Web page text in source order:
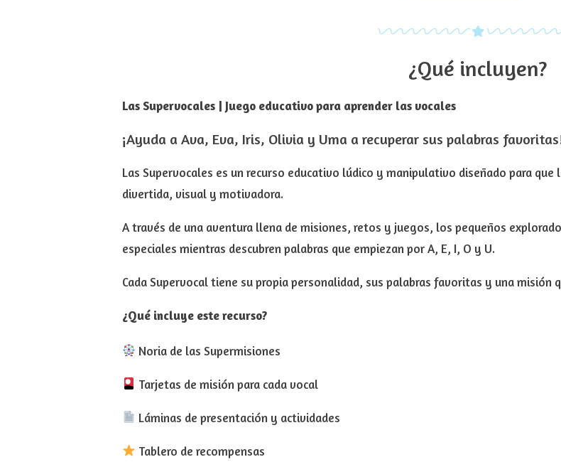
¿Qué incluyen?
Las Supervocales | Juego educativo para aprender las vocales
¡Ayuda a Ava, Eva, Iris, Olivia y Uma a recuperar sus palabras
Las Supervocales es un recurso educativo lúdico y manipulativo diseñado para
divertida, visual y motivadora.
A través de una aventura llena de misiones, retos y juegos, los pequeños
especiales mientras descubren palabras que empiezan por A, E, I, O y U.
Cada Supervocal tiene su propia personalidad, sus palabras favoritas y una misión
¿Qué incluye este recurso?
Noria de las Supermisiones
Tarjetas de misión para cada vocal
Láminas de presentación y actividades
Tablero de recompensas